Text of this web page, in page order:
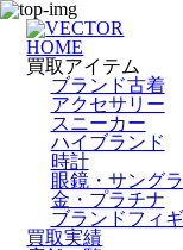
HOME
買取アイテム
ブランド古着
アクセサリー
スニーカー
ハイブランド
時計
眼鏡・サング
金・プラチナ
ブランドフィ
買取実績